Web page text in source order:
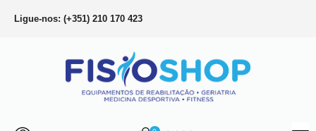
Ligue-nos: (+351) 210 170 423